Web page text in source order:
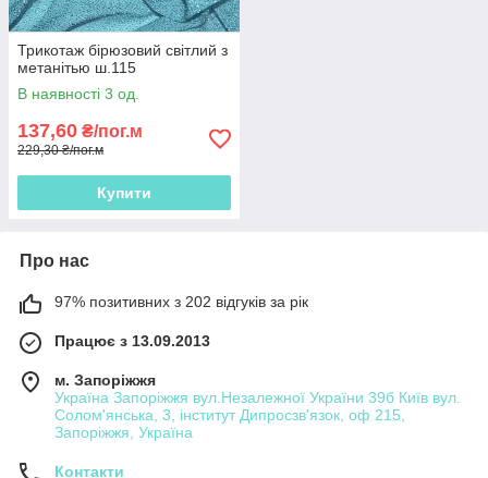
Трикотаж бірюзовий світлий з
метанітью ш.115
В наявності 3 од.
137,60 ₴/пог.м
229,30 ₴/пог.м
Купити
Про нас
97% позитивних з 202 відгуків за рік
Працює з 13.09.2013
м. Запоріжжя
Україна Запоріжжя вул.Незалежної України 39б Київ вул.
Солом'янська, 3, інститут Дипросзв'язок, оф 215,
Запоріжжя, Україна
Контакти